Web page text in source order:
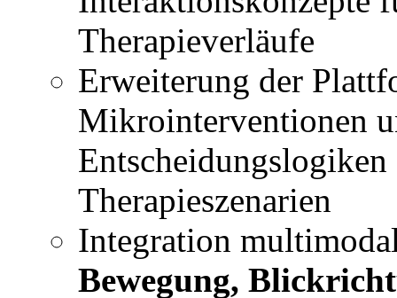
Therapieverläufe
Erweiterung der
Mikrointerventionen
Therapieszenarien
Integration
Bewegung,